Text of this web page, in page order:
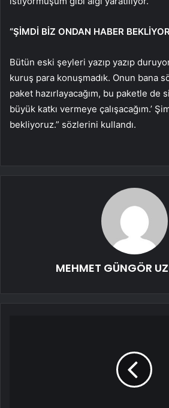
“ŞİMDİ BİZ ONDAN HABER
Bütün eski şeyleri yazıp yazıp
kuruş para konuşmadık. Onun bana
paket hazırlayacağım, bu paketle de
büyük katkı vermeye çalışacağım.’
bekliyoruz.” sözlerini kullandı.
MEHMET GÜNGÖR